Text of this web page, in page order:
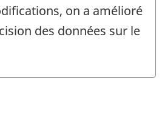
on a amélioré
des données sur le